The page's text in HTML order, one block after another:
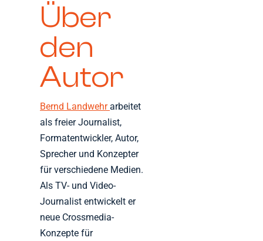
Über
den
Autor
Bernd Landwehrarbeitet
als freier Journalist,
Formatentwickler, Autor,
Sprecher und Konzepter
für verschiedene Medien.
Als TV- und Video-
Journalist entwickelt er
neue Crossmedia-
Konzepte für